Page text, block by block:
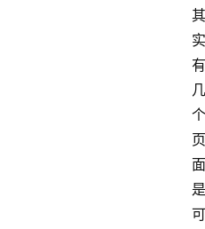
其
实
有
几
个
页
面
是
可